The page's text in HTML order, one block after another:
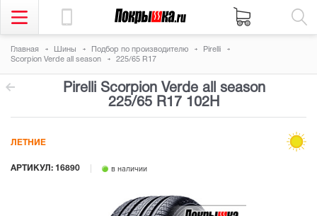
Главная Шины Подбор по производителю
Pirelli
Scorpion Verde all season
225/65 R17
Pirelli Scorpion Verde all season
225/65 R17 102H
АРТИКУЛ: 16890 в наличии
ЛЕТНИЕ